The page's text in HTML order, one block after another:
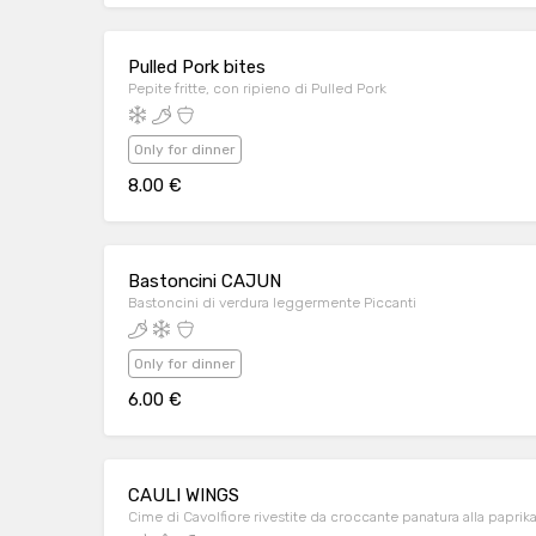
Pulled Pork bites
Pepite fritte, con ripieno di Pulled Pork
Only for dinner
8.00 €
Bastoncini CAJUN
Bastoncini di verdura leggermente Piccanti
Only for dinner
6.00 €
CAULI WINGS
Cime di Cavolfiore rivestite da croccante panatura alla paprika